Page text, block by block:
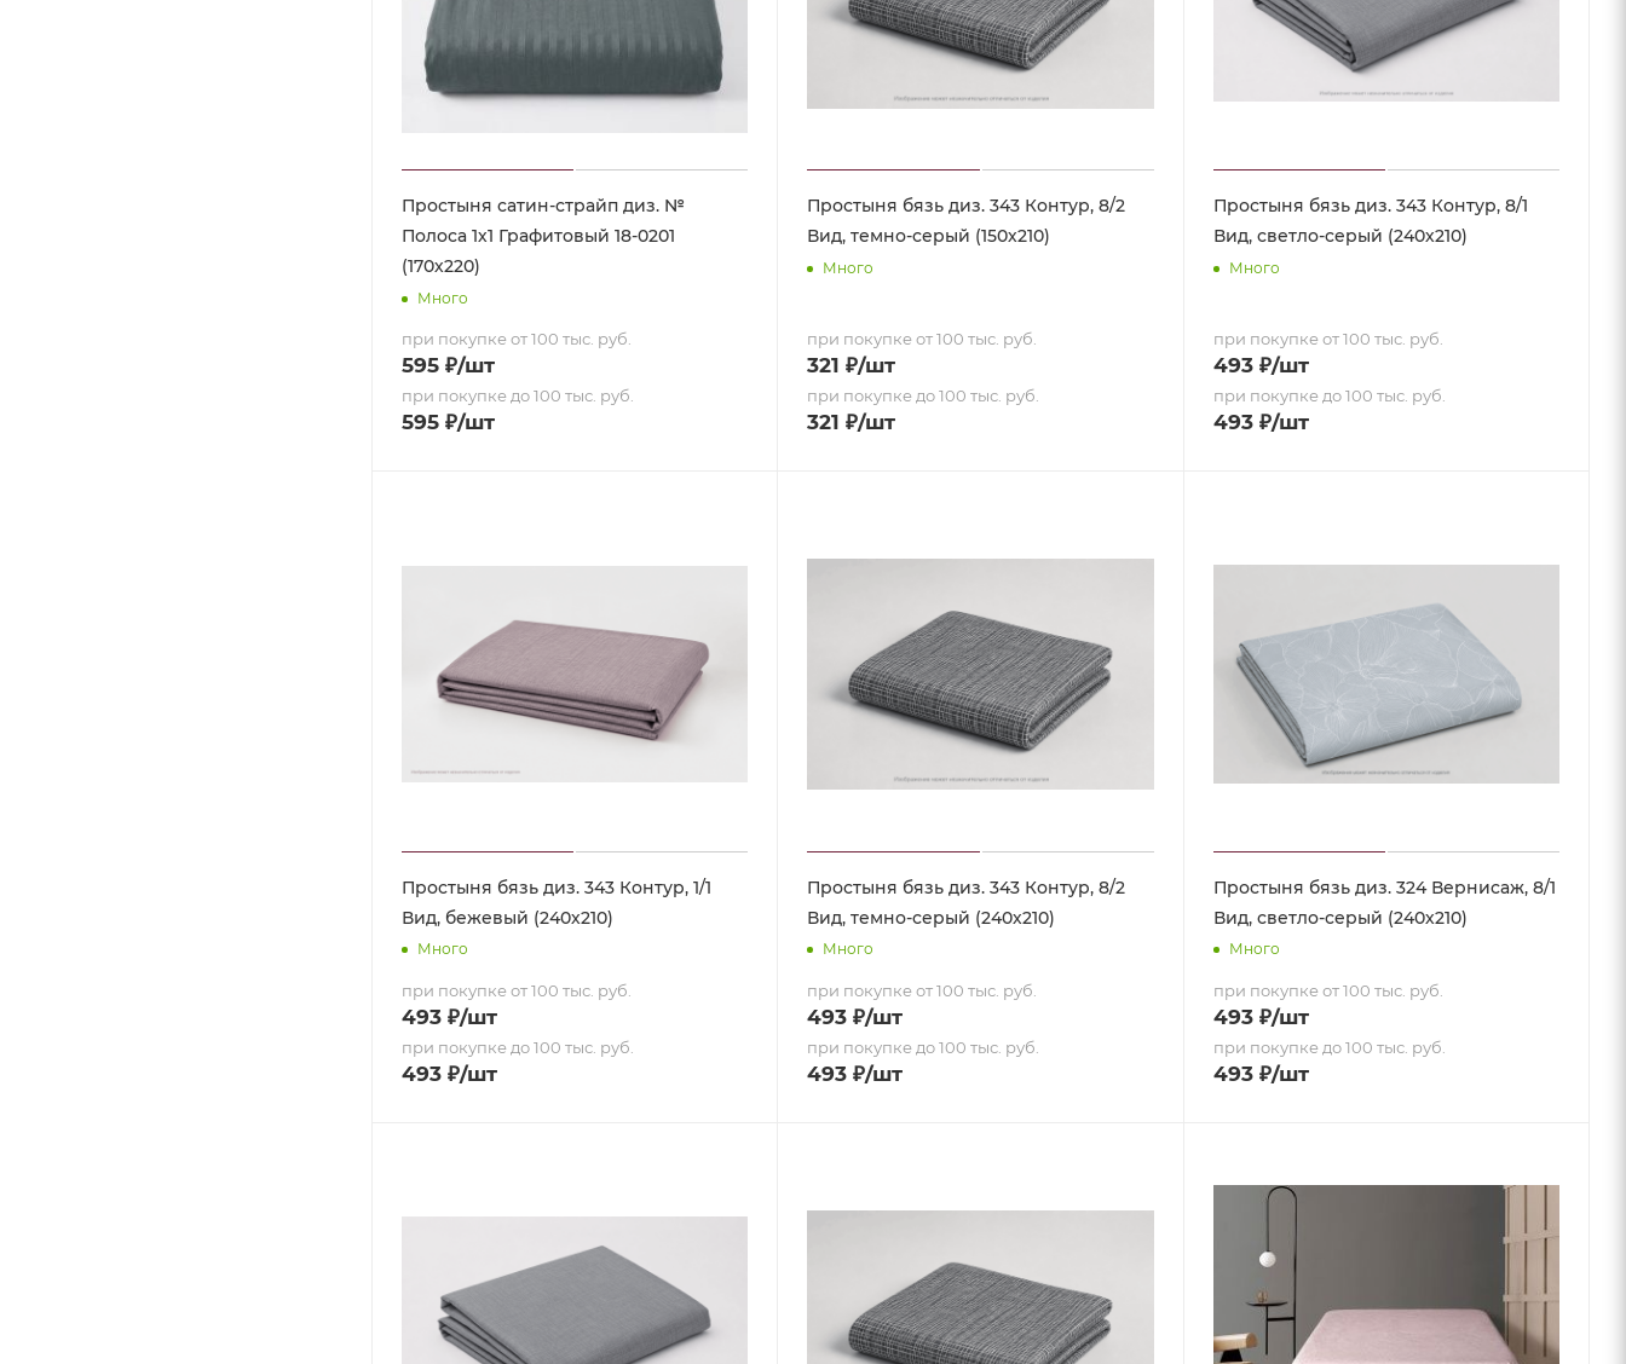
Простыня сатин-страйп диз. №
Полоса 1х1 Графитовый 18-0201
(170х220)
Много
при покупке от 100 тыс. руб.
595 ₽/шт
при покупке до 100 тыс. руб.
595 ₽/шт
Простыня бязь диз. 343 Контур, 8/2
Вид, темно-серый (150х210)
Много
при покупке от 100 тыс. руб.
321 ₽/шт
при покупке до 100 тыс. руб.
321 ₽/шт
Простыня бязь диз. 343 Контур, 8/1
Вид, светло-серый (240х210)
Много
при покупке от 100 тыс. руб.
493₽/шт
при покупке до 100 тыс. руб.
493₽/шт
Простыня бязь диз. 343 Контур, 1/1
Вид, бежевый (240х210)
Много
при покупке от 100 тыс. руб.
493 ₽/шт
при покупке до 100 тыс. руб.
493 ₽/шт
Простыня бязь диз. 343 Контур, 8/2
Вид, темно-серый (240х210)
Много
при покупке от 100 тыс. руб.
493 ₽/шт
при покупке до 100 тыс. руб.
493 ₽/шт
Простыня бязь диз. 324 Вернисаж, 8/1
Вид, светло-серый (240х210)
Много
при покупке от 100 тыс. руб.
493₽/шт
при покупке до 100 тыс. руб.
493₽/шт